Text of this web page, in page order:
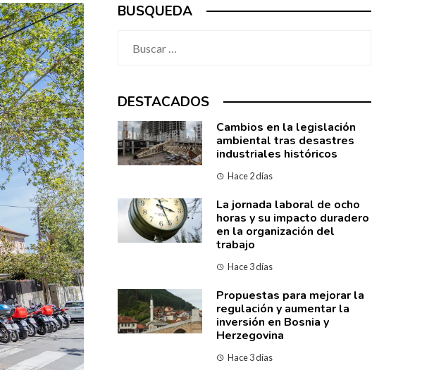
BUSQUEDA
DESTACADOS
Cambios en la legislación
ambiental tras desastres
industriales históricos
Hace 2 días
La jornada laboral de ocho
horas y su impacto duradero
en la organización del
trabajo
Hace 3 días
Propuestas para mejorar la
regulación y aumentar la
inversión en Bosnia y
Herzegovina
Hace 3 días